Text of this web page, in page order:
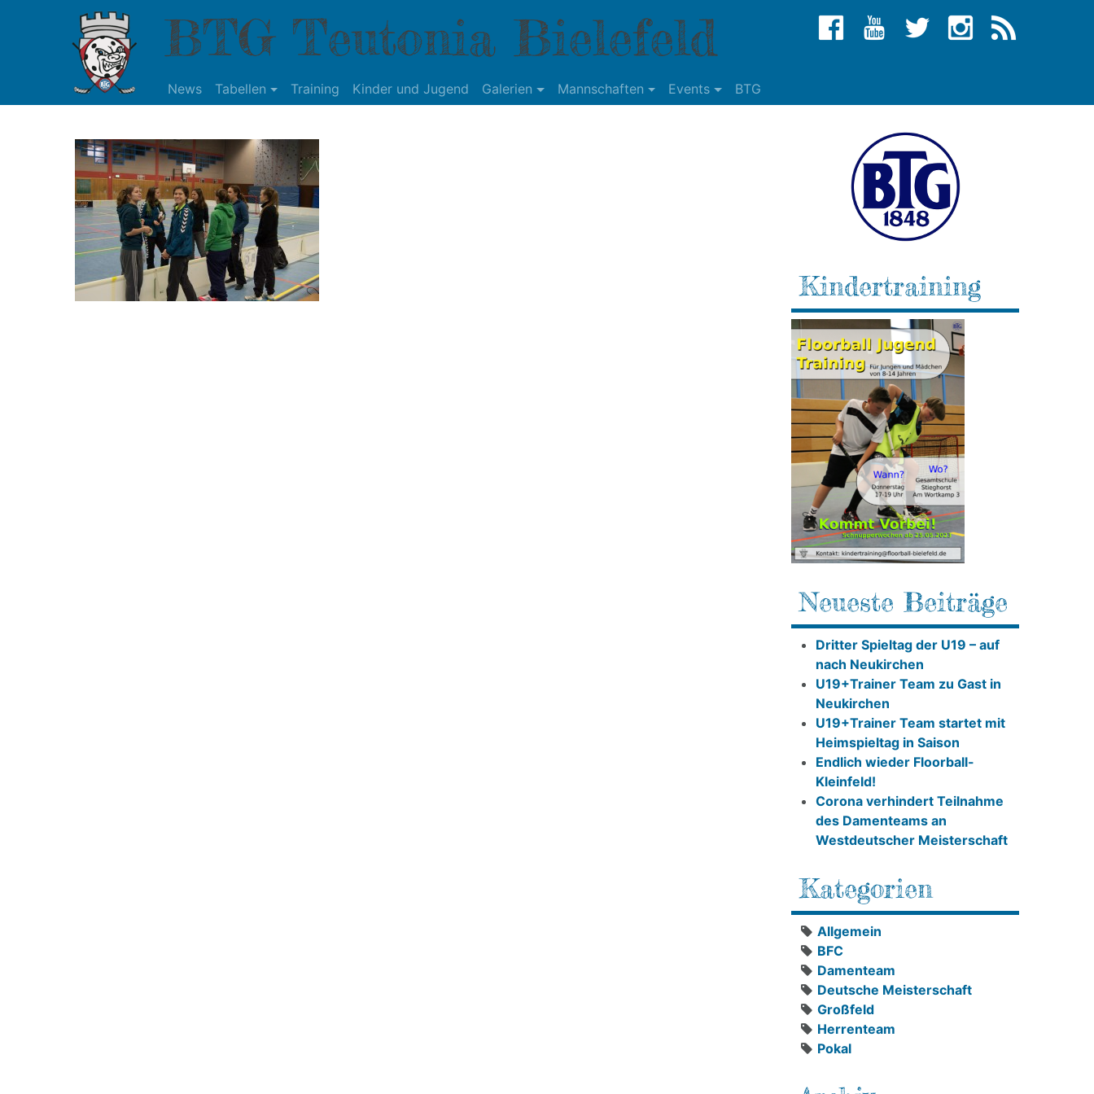
BTG Teutonia Bielefeld
News Tabellen Training Kinder und Jugend Galerien Mannschaften Events BTG
Kindertraining
Neueste Beiträge
Dritter Spieltag der U19 – auf
nach Neukirchen
U19+Trainer Team zu Gast in
Neukirchen
U19+Trainer Team startet mit
Heimspieltag in Saison
Endlich wieder Floorball-
Kleinfeld!
Corona verhindert Teilnahme
des Damenteams an
Westdeutscher Meisterschaft
Kategorien
Allgemein
BFC
Damenteam
Deutsche Meisterschaft
Großfeld
Herrenteam
Pokal